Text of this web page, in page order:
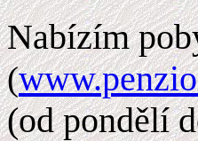
Nabízím
(
(od pondělí